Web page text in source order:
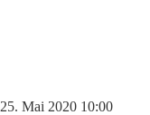
25. Mai 2020 10:00